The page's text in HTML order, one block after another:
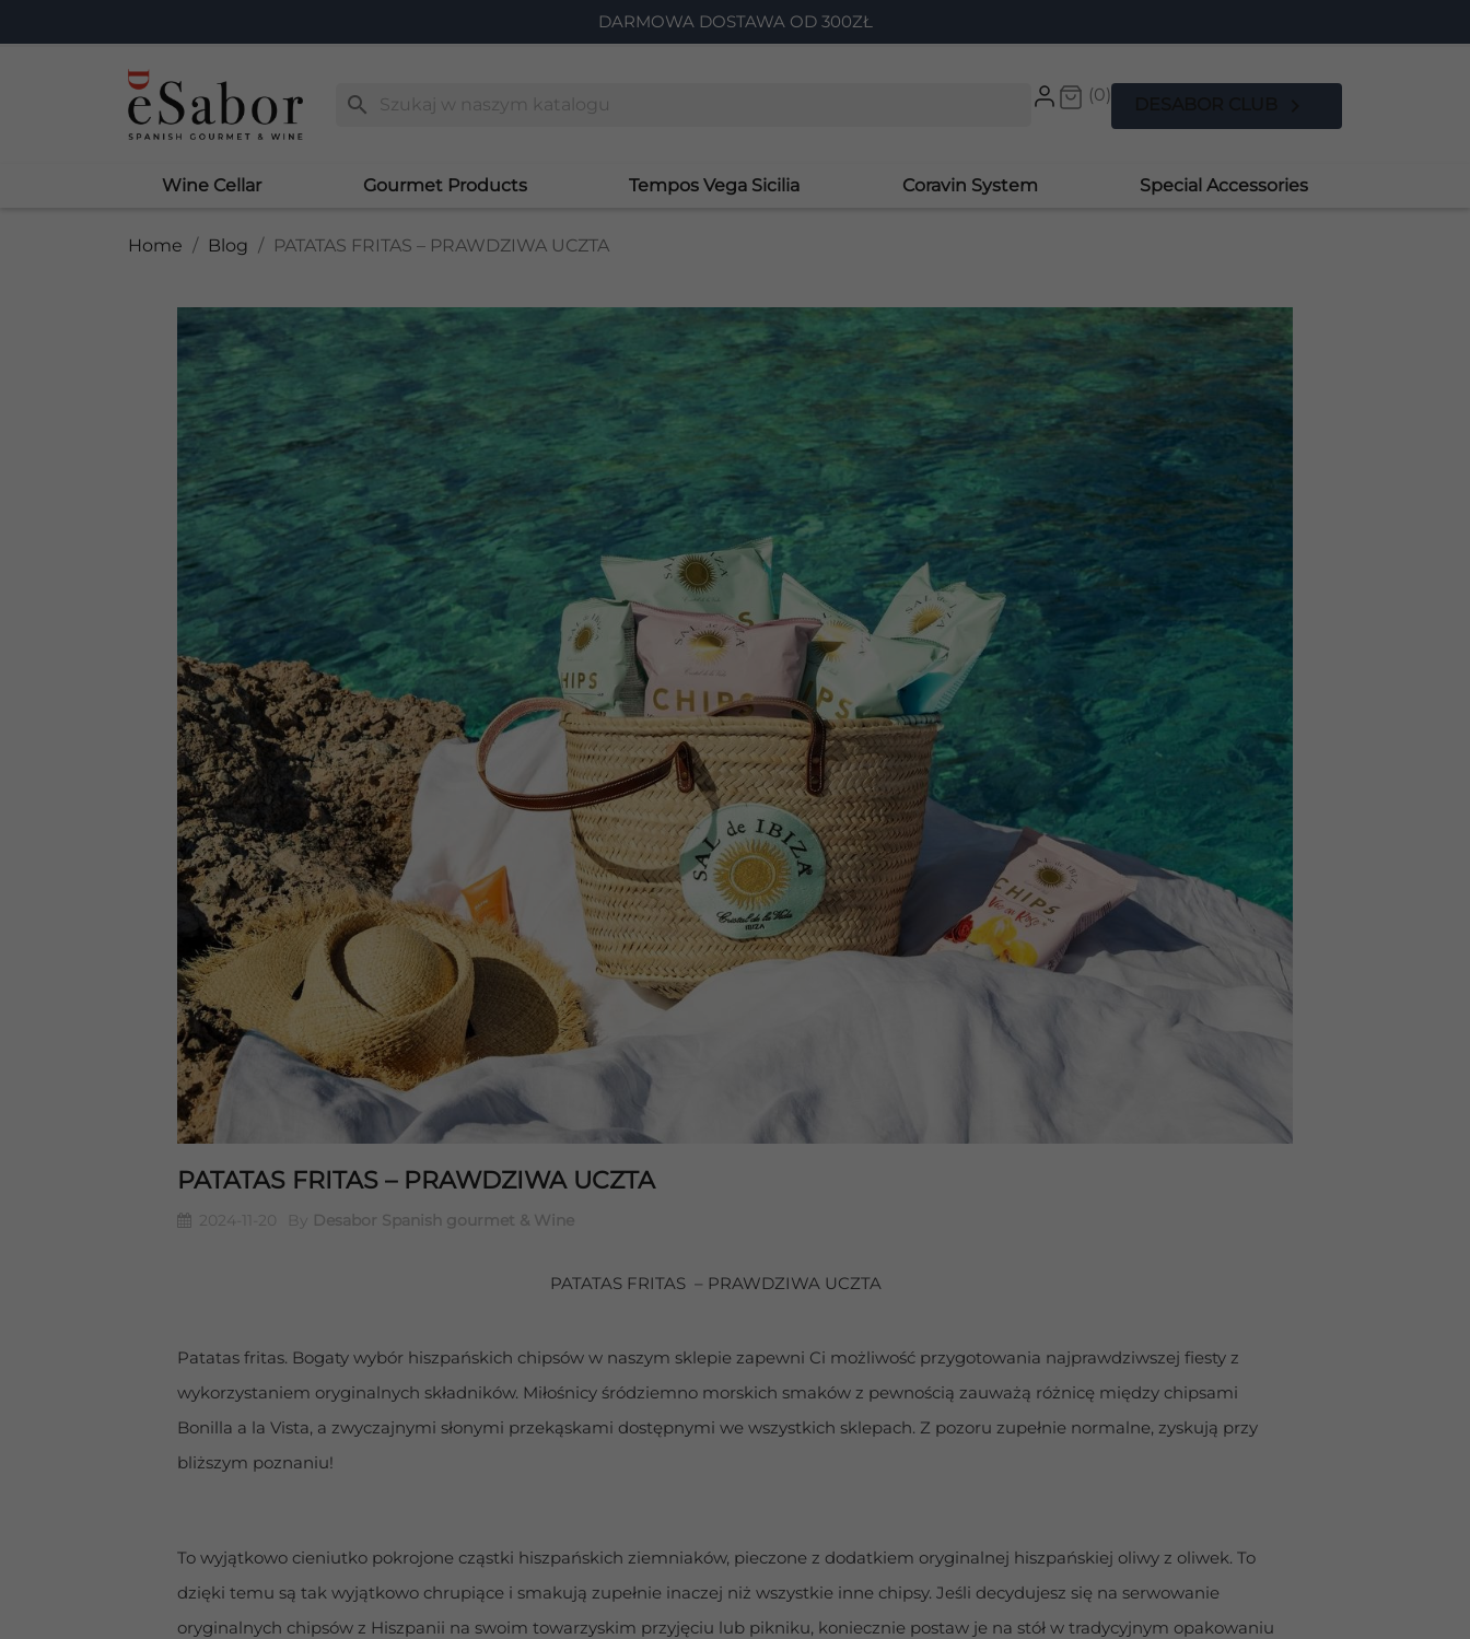
DARMOWA DOSTAWA OD 300ZŁ
search (0)
Wine Cellar Gourmet Products Tempos Vega Sicilia Coravin System Special Accessories
Home Blog PATATAS FRITAS – PRAWDZIWA UCZTA
PATATAS FRITAS – PRAWDZIWA UCZTA
2024-11-20 By Desabor Spanish gourmet & Wine
PATATAS FRITAS  – PRAWDZIWA UCZTA
Patatas fritas. Bogaty wybór hiszpańskich chipsów w naszym sklepie zapewni Ci możliwość przygotowania najprawdziwszej fiesty z
wykorzystaniem oryginalnych składników. Miłośnicy śródziemno morskich smaków z pewnością zauważą różnicę między chipsami
Bonilla a la Vista, a zwyczajnymi słonymi przekąskami dostępnymi we wszystkich sklepach. Z pozoru zupełnie normalne, zyskują przy
bliższym poznaniu!
To wyjątkowo cieniutko pokrojone cząstki hiszpańskich ziemniaków, pieczone z dodatkiem oryginalnej hiszpańskiej oliwy z oliwek. To
dzięki temu są tak wyjątkowo chrupiące i smakują zupełnie inaczej niż wszystkie inne chipsy. Jeśli decydujesz się na serwowanie
oryginalnych chipsów z Hiszpanii na swoim towarzyskim przyjęciu lub pikniku, koniecznie postaw je na stół w tradycyjnym opakowaniu